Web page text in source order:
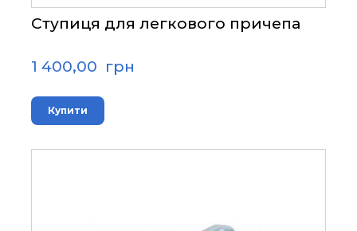
Ступиця для легкового причепа
1 400,00  грн
Купити